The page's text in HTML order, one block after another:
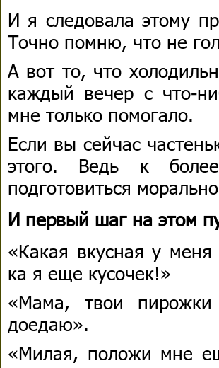
И я следовала этому
Точно помню, что не
А вот то, что
каждый вечер с что-
мне только помогало.
Если вы сейчас
этого. Ведь к
подготовиться
И первый шаг на этом
«Какая вкусная у
ка я еще кусочек!»
«Мама, твои
доедаю».
«Милая, положи мне